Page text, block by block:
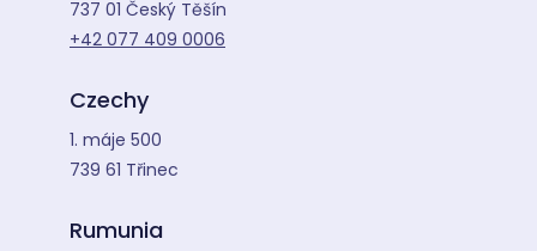
737 01 Český Těšín
+42 077 409 0006
Czechy
1. máje 500
739 61 Třinec
Rumunia